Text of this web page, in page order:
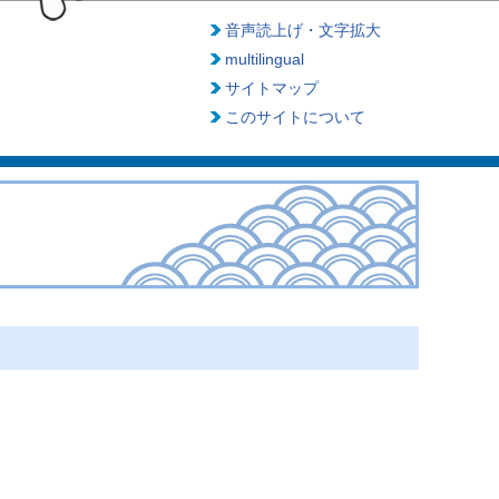
音声読上げ・文字拡大
multilingual
サイトマップ
このサイトについて